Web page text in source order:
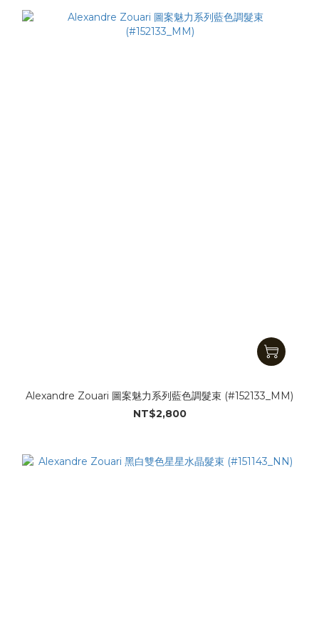
Alexandre Zouari 圖案魅力系列藍色調髮束 (#152133_MM)
NT$2,800